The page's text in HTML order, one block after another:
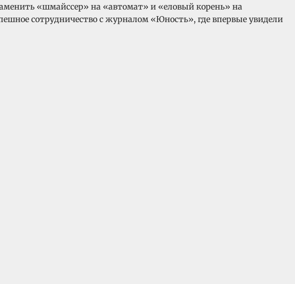
«шмайссер» на «автомат» и «еловый корень» на
сотрудничество с журналом «Юность», где впервые увидели